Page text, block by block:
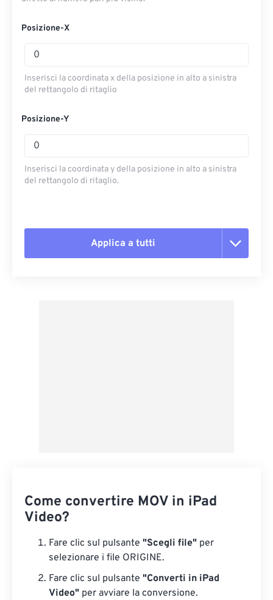
Posizione-X
Inserisci la coordinata x della posizione in alto a sinistra
del rettangolo di ritaglio
Posizione-Y
Inserisci la coordinata y della posizione in alto a sinistra
del rettangolo di ritaglio.
Applica a tutti
Come convertire MOV in iPad
Video?
Fare clic sul pulsante "Scegli file" per
selezionare i file ORIGINE.
Fare clic sul pulsante "Converti in iPad
Video" per avviare la conversione.